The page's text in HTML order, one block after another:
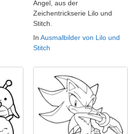
Angel, aus der
Zeichentrickserie Lilo und
Stitch.
In Ausmalbilder von Lilo und
Stitch